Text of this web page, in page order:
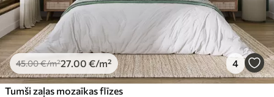
45.00€/m²27 .00 €/m² 4
Tumši zaļas mozaīkas flīzes